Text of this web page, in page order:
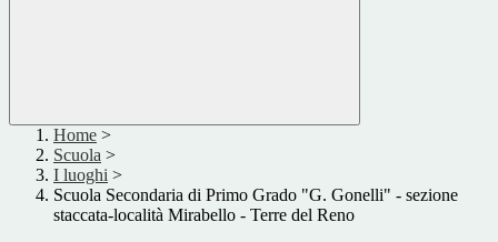
Home >
Scuola >
I luoghi >
Scuola Secondaria di Primo Grado "G. Gonelli" - sezione
staccata-località Mirabello - Terre del Reno